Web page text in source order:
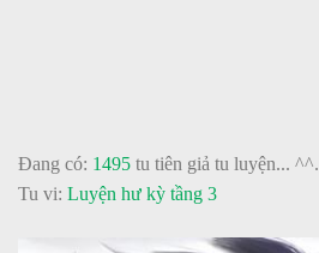
Đang có: 1495 tu tiên giả tu luyện... ^^.
Tu vi: Luyện hư kỳ tầng 3